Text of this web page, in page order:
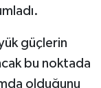
güçlerin
bu noktada
olduğunu